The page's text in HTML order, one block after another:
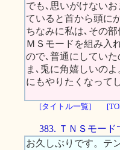
でも､思いがけない
ていると首から頭に
ちなみに私は､その
ＭＳモードを組み入
ので､普通にしてい
ま､兎に角嬉しいの
にもやりたくなって
[タイトル一覧]
383. ＴＮＳモード
お久しぶりです。テ